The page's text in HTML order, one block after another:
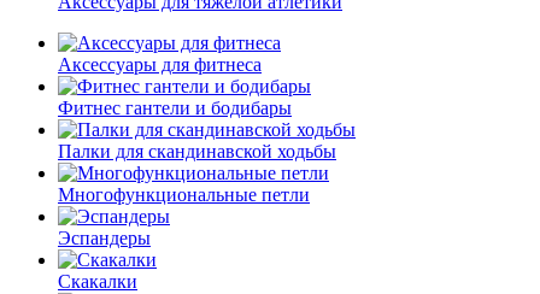
Аксессуары для фитнеса
Фитнес гантели и бодибары
Палки для скандинавской ходьбы
Многофункциональные петли
Эспандеры
Скакалки